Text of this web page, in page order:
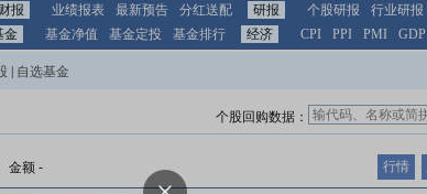
财报 业绩报表 最新预告 分红送配 研报 个股研报 行业研报
金 基金净值 基金定投 基金排行 经济 CPI PPI PMI GDP
自选基金
个股回购数据：
金额 - 行情